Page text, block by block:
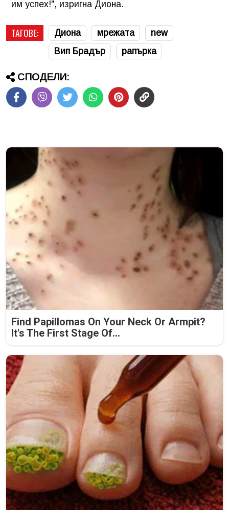
им успех!", изригна Диона.
ТАГОВЕ: Диона мрежата
new
Вип Брадър
рапърка
СПОДЕЛИ:
Find Papillomas On Your Neck Or Armpit?
It's The First Stage Of...